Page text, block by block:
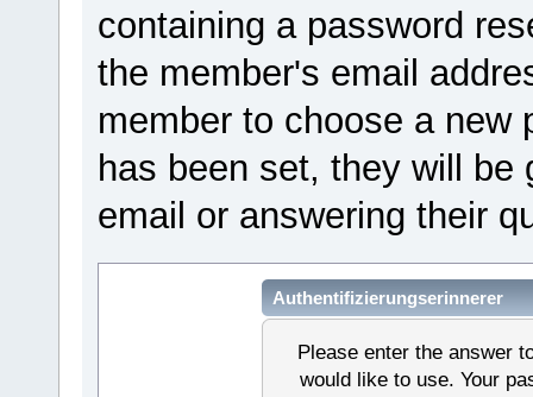
containing a password
the member's email
member to choose a new
has been set, they will
email or answering their
Authentifizierungserinnerer
Please enter the answer
would like to use. Your